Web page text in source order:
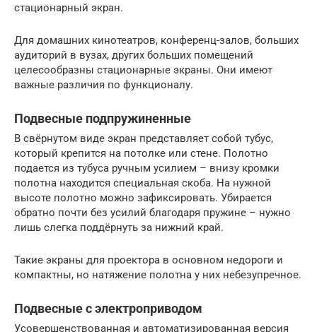
стационарный экран.
Для домашних кинотеатров, конференц-залов, больших
аудиторий в вузах, других больших помещений
целесообразны стационарные экраны. Они имеют
важные различия по функционалу.
Подвесные подпружиненные
В свёрнутом виде экран представляет собой тубус,
который крепится на потолке или стене. Полотно
подается из тубуса ручным усилием – внизу кромки
полотна находится специальная скоба. На нужной
высоте полотно можно зафиксировать. Убирается
обратно почти без усилий благодаря пружине – нужно
лишь слегка поддёрнуть за нижний край.
Такие экраны для проектора в основном недороги и
компактны, но натяжение полотна у них небезупречное.
Подвесные с электроприводом
Усовершенствованная и автоматизированная версия